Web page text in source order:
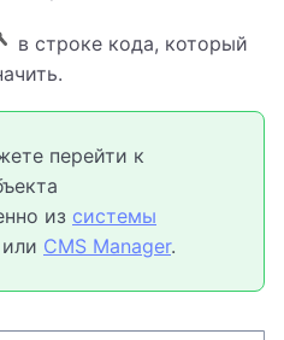
в строке кода, который
перейти к
из системы
или CMS Manager.